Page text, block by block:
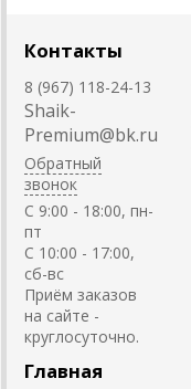
Контакты
8 (967) 118-24-13
Shaik-
Premium@bk.ru
Обратный
звонок
C 9:00 - 18:00, пн-
пт
С 10:00 - 17:00,
сб-вс
Приём заказов
на сайте -
круглосуточно.
Главная